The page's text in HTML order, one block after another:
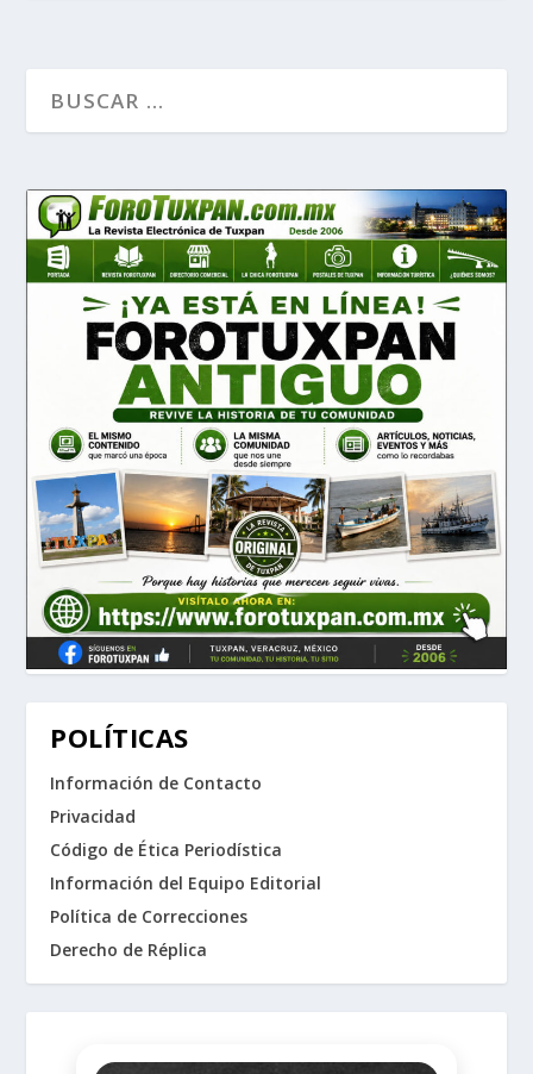
POLÍTICAS
Información de Contacto
Privacidad
Código de Ética Periodística
Información del Equipo Editorial
Política de Correcciones
Derecho de Réplica